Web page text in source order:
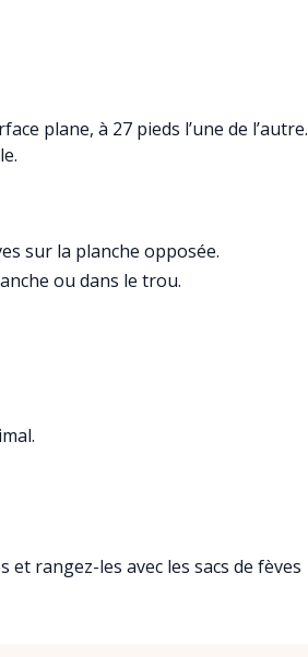
plane, à 27 pieds l’une de l’autre.
sur la planche opposée.
ou dans le trou.
et rangez-les avec les sacs de fèves